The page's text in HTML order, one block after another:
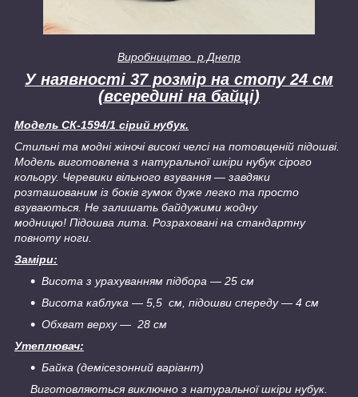
Виробництво р.Днепр
У наявності 37 розмір на стопу 24 см
(всередині на байці)
Модель СК-1594/1 сірий нубук.
Стильні та модні жіночі високі челсі на потовщеній підошві.
Модель виготовлена з натуральної шкіри нубук сірого
кольору. Черевики вільного взування — завдяки
розташованим із боків гумок дуже легко та просто
взуваються. Не залишать байдужими жодну
модницю! Підошва лита. Розраховані на стандартну
повноту ноги.
Заміри:
Висота з урахуванням підбора — 25 см
Висота каблука — 5,5 см, підошви спереду — 4 см
Обхват верху — 28 см
Утеплювач:
Байка (демісезонний варіант)
Виготовляються виключно з натуральної шкіри нубук.